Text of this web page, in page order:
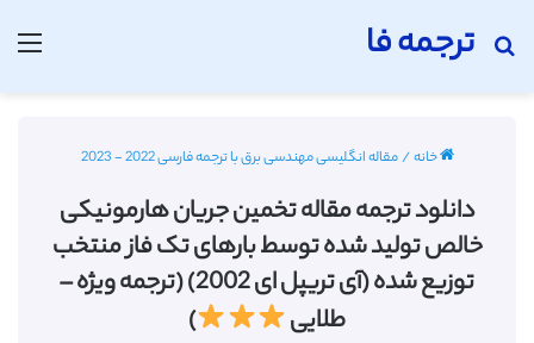
ترجمه فا
جستجو برای
خانه/مقاله انگلیسی مهندسی برق با ترجمه فارسی 2022 - 2023
دانلود ترجمه مقاله تخمین جریان هارمونیکی
خالص تولید شده توسط بارهای تک فاز منتخب
توزیع شده (آی تریپل ای 2002) (ترجمه ویژه –
طلایی
)